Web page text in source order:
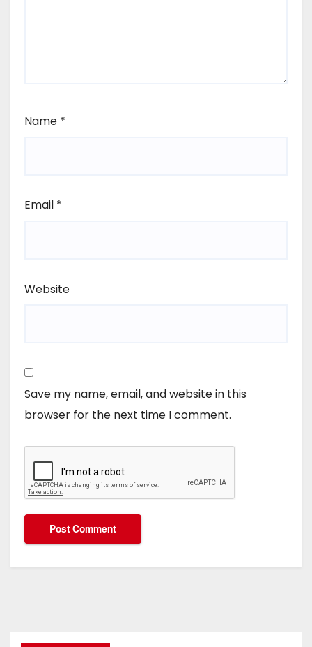
Name *
Email *
Website
Save my name, email, and website in this
browser for the next time I comment.